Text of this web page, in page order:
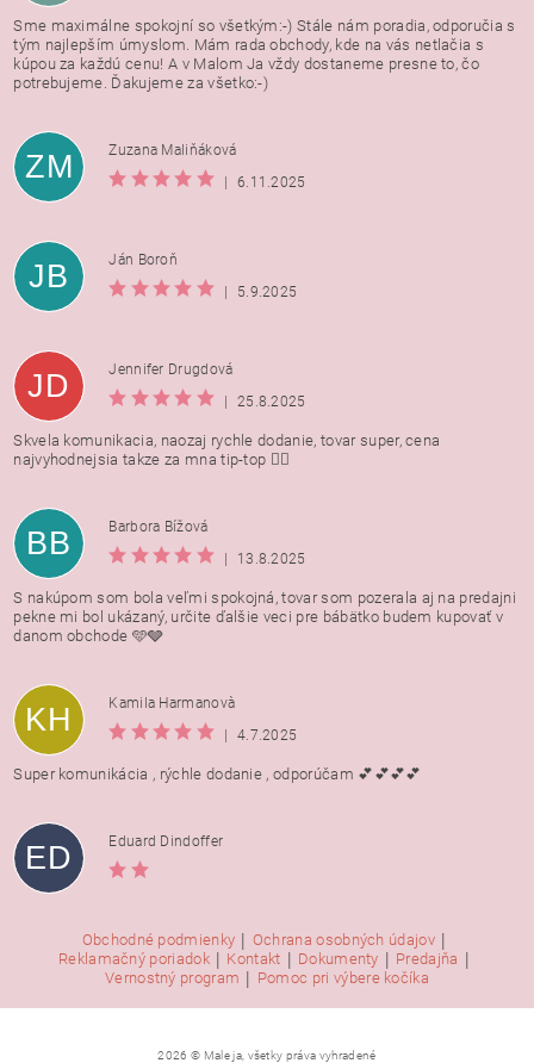
Sme maximálne spokojní so všetkým:-) Stále nám poradia, odporučia s
tým najlepším úmyslom. Mám rada obchody, kde na vás netlačia s
kúpou za každú cenu! A v Malom Ja vždy dostaneme presne to, čo
potrebujeme. Ďakujeme za všetko:-)
ZM
Zuzana Maliňáková
|
6.11.2025
JB
Ján Boroň
|
5.9.2025
JD
Jennifer Drugdová
|
25.8.2025
Skvela komunikacia, naozaj rychle dodanie, tovar super, cena
najvyhodnejsia takze za mna tip-top 👍🏻
BB
Barbora Bížová
|
13.8.2025
S nakúpom som bola veľmi spokojná, tovar som pozerala aj na predajni
pekne mi bol ukázaný, určite ďalšie veci pre bábätko budem kupovať v
danom obchode 🩵🩶
KH
Kamila Harmanovà
|
4.7.2025
Super komunikácia , rýchle dodanie , odporúčam 💕💕💕💕
ED Eduard Dindoffer
Obchodné podmienky | Ochrana osobných údajov |
Reklamačný poriadok | Kontakt | Dokumenty | Predajňa |
Vernostný program | Pomoc pri výbere kočíka
2026 © Male ja, všetky práva vyhradené